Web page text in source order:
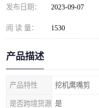
发布日期： 2023-09-07
阅 读 量： 1530
产品描述
产品特性 挖机鹰嘴剪
是否跨境货源 是